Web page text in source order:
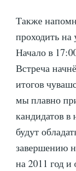
Также
проходить на
Начало в
Встреча
итогов
мы плавно
кандидатов
будут
завершению
на 2011 год и